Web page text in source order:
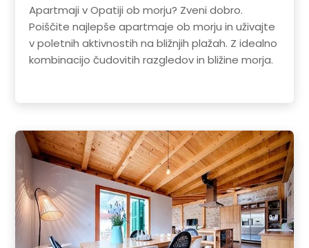
Apartmaji v Opatiji ob morju? Zveni dobro.
Poiščite najlepše apartmaje ob morju in uživajte
v poletnih aktivnostih na bližnjih plažah. Z idealno
kombinacijo čudovitih razgledov in bližine morja.